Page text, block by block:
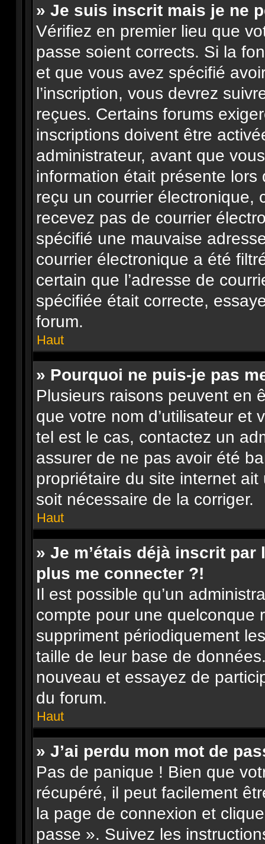
» Je suis inscrit mais je ne
Vérifiez en premier lieu que
passe soient corrects. Si la
et que vous avez spécifié
l’inscription, vous devrez
reçues. Certains forums
inscriptions doivent être
administrateur, avant que
information était présente
reçu un courrier électronique,
recevez pas de courrier
spécifié une mauvaise
courrier électronique a été
certain que l’adresse de
spécifiée était correcte,
forum.
Haut
» Pourquoi ne puis-je pas
Plusieurs raisons peuvent en
que votre nom d’utilisateur et
tel est le cas, contactez un
assurer de ne pas avoir été
propriétaire du site internet
soit nécessaire de la corriger.
Haut
» Je m’étais déjà inscrit
plus me connecter ?!
Il est possible qu’un
compte pour une quelconque
suppriment périodiquement
taille de leur base de
nouveau et essayez de
du forum.
Haut
» J’ai perdu mon mot de
Pas de panique ! Bien que
récupéré, il peut facilement
la page de connexion et
passe ». Suivez les